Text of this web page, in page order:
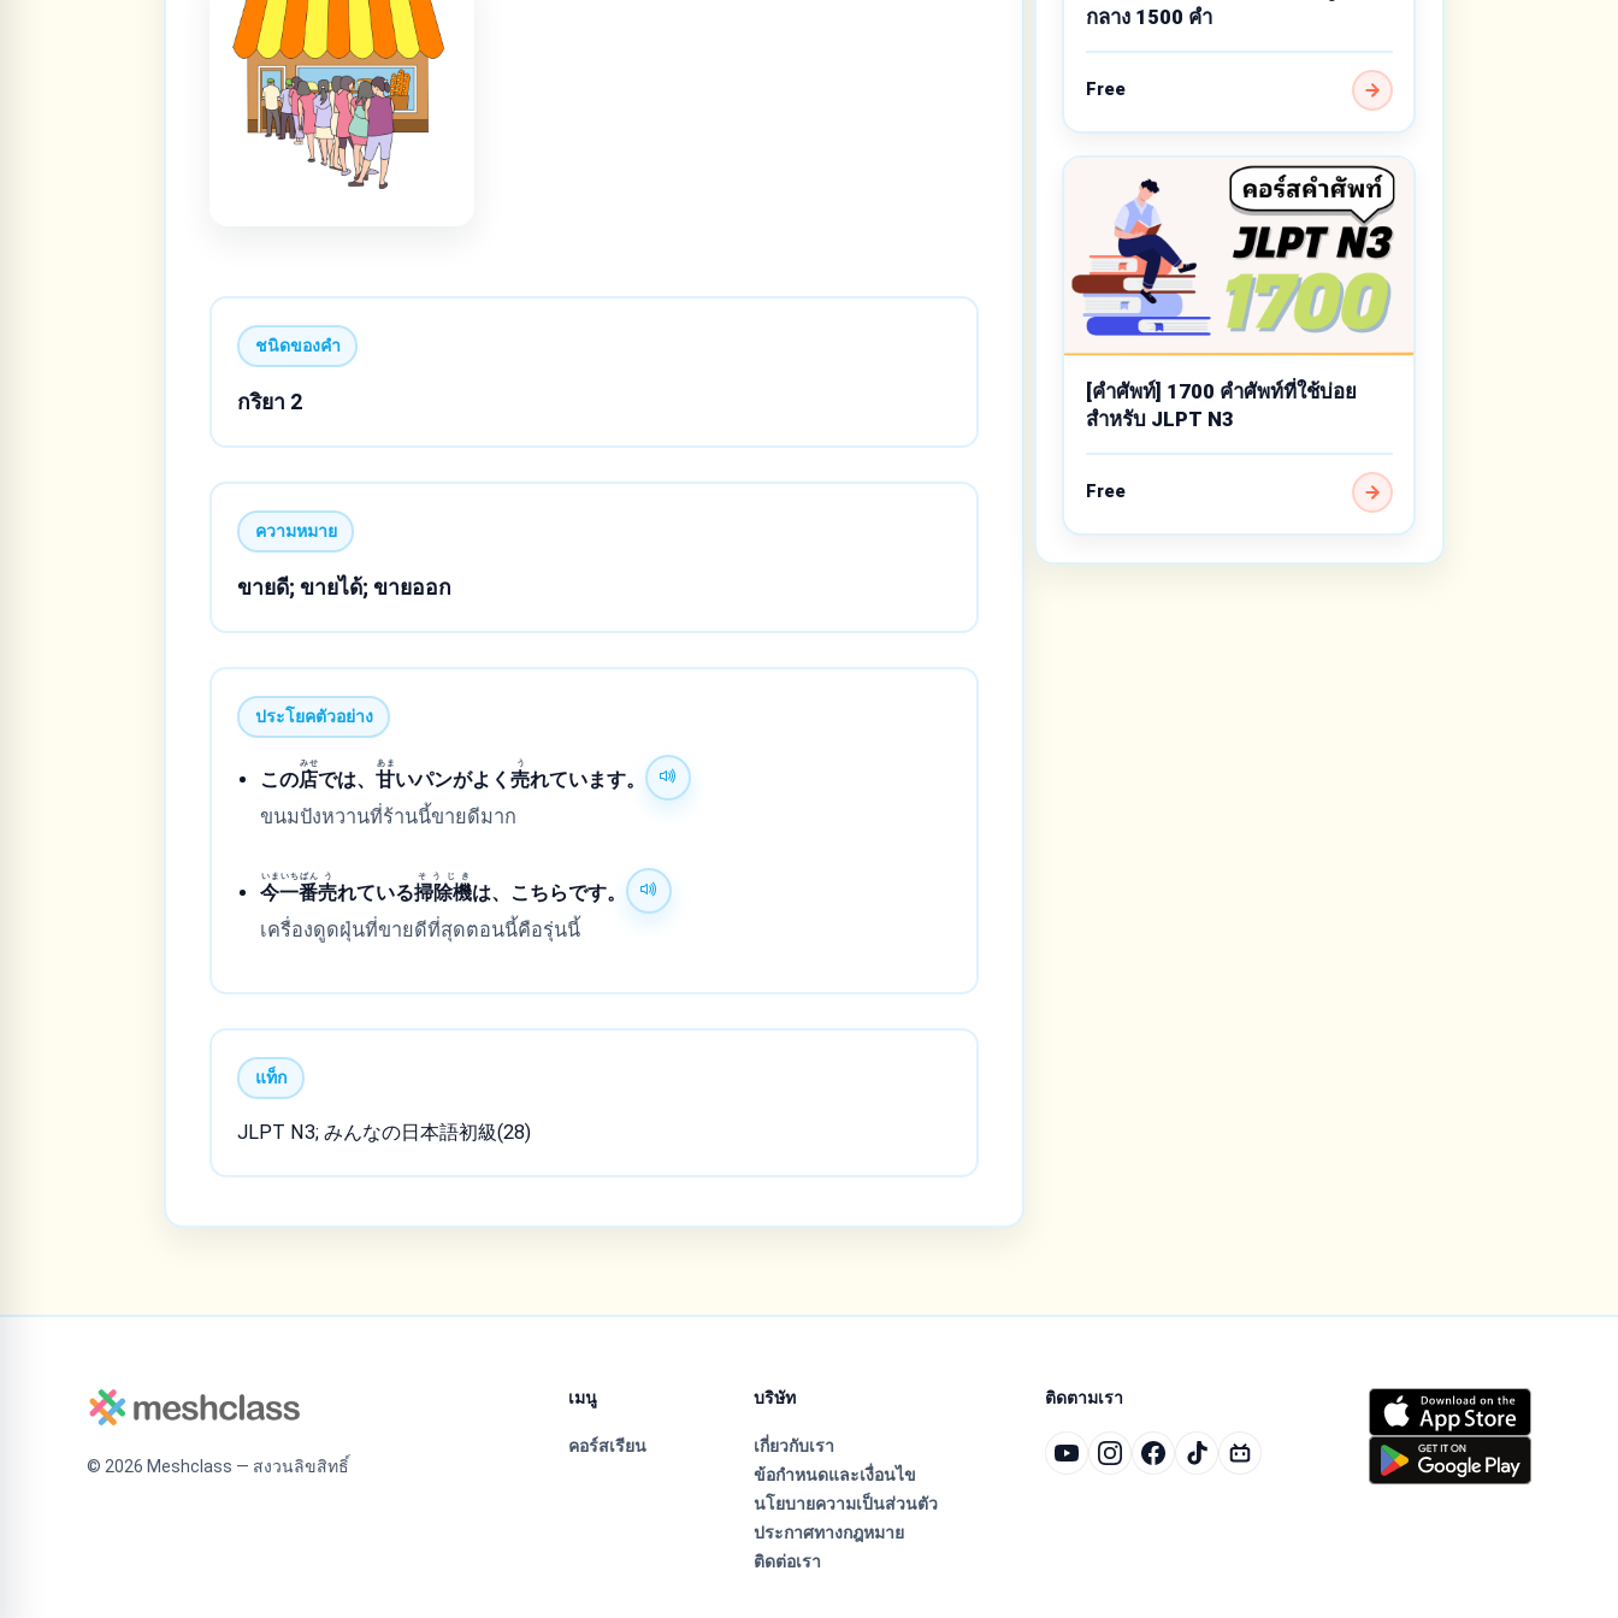
ชนิดของคำ
กริยา 2
ความหมาย
ขายดี; ขายได้; ขายออก
ประโยคตัวอย่าง
この店
みせ
では、甘
あま
いパンがよく売
う
れています。
ขนมปังหวานที่ร้านนี้ขายดีมาก
今
いま
一番
いちばん
売
う
れている掃除機
そうじき
は、こちらです。
เครื่องดูดฝุ่นที่ขายดีที่สุดตอนนี้คือรุ่นนี้
แท็ก
JLPT N3; みんなの日本語初級(28)
กลาง 1500 คำ
Free
[คำศัพท์] 1700 คำศัพท์ที่ใช้บ่อย
สำหรับ JLPT N3
Free
© 2026 Meshclass — สงวนลิขสิทธิ์
เมนู
คอร์สเรียน
บริษัท
เกี่ยวกับเรา
ข้อกำหนดและเงื่อนไข
นโยบายความเป็นส่วนตัว
ประกาศทางกฎหมาย
ติดต่อเรา
ติดตามเรา